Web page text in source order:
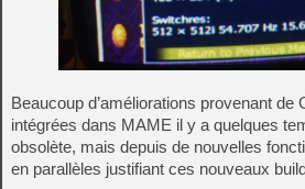
Beaucoup d’améliorations provenant de
intégrées dans MAME il y a quelques
obsolète, mais depuis de nouvelles
en parallèles justifiant ces nouveaux